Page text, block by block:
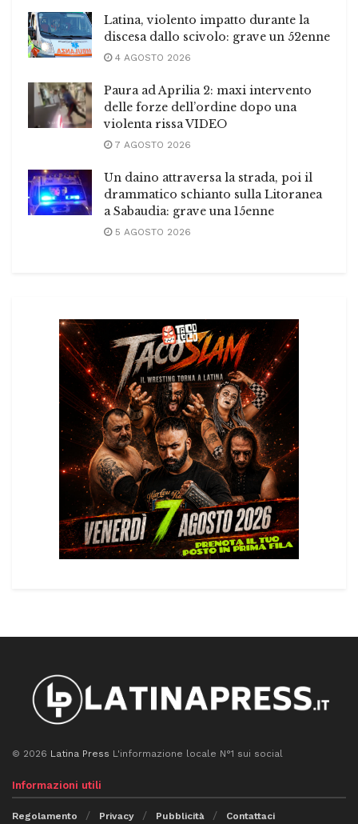
Latina, violento impatto durante la
discesa dallo scivolo: grave un 52enne
4 AGOSTO 2026
Paura ad Aprilia 2: maxi intervento
delle forze dell’ordine dopo una
violenta rissa VIDEO
7 AGOSTO 2026
Un daino attraversa la strada, poi il
drammatico schianto sulla Litoranea
a Sabaudia: grave una 15enne
5 AGOSTO 2026
© 2026 Latina Press L'informazione locale N°1 sui social
Informazioni utili
Regolamento Privacy Pubblicità Contattaci